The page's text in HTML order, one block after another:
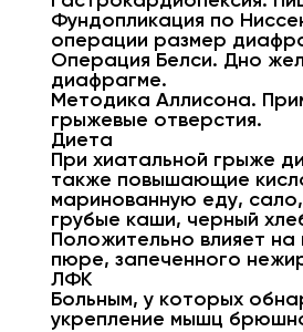
Фундопликация по
операции размер
Операция Белси. Дно
диафрагме.
Методика Аллисона.
грыжевые отверстия.
Диета
При хиатальной грыже
также повышающие
маринованную еду,
грубые каши, черный
Положительно влияет
пюре, запеченного
ЛФК
Больным, у которых
укрепление мышц